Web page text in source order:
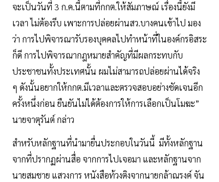
จะเป็นวันที่ 3 ก.ค.นี้ตามที่กกต.ให้สัมภาษณ์ เรื่องนี้ยังมี
เวลา ไม่ต้องรีบ เพาะการปล่อยผ่านสว.บางคนเข้าไป มอง
ว่า การไปพิจารณารับรองบุคคลไปทำหน้าที่ในองค์กรอิสระ
ก็ดี การไปพิจารณากฎหมายสำคัญที่มีผลกระทบกับ
ประชาชนทั้งประเทศนั้น ผมไม่สามารถปล่อยผ่านได้จริง
ๆ ดังนั้นอยากให้กกต.มีเวลาและตรวจสอบอย่างชัดเจนอีก
ครั้งหนึ่งก่อน ยืนยันไม่ได้ต้องการให้การเลือกเป็นโมฆะ”
นายจาตุรันต์ กล่าว
สำหรับหลักฐานที่นำมายื่นประกอบในวันนี้ มีทั้งหลักฐาน
จากที่ปรากฏผ่านสื่อ จากการไปเจอมา และหลักฐานจาก
นายสมชาย แสวงการ หนังสือท้วงติงจากนายกล้าณรงค์ จัน